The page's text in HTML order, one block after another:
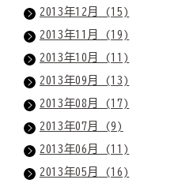
2013年12月 (15)
2013年11月 (19)
2013年10月 (11)
2013年09月 (13)
2013年08月 (17)
2013年07月 (9)
2013年06月 (11)
2013年05月 (16)